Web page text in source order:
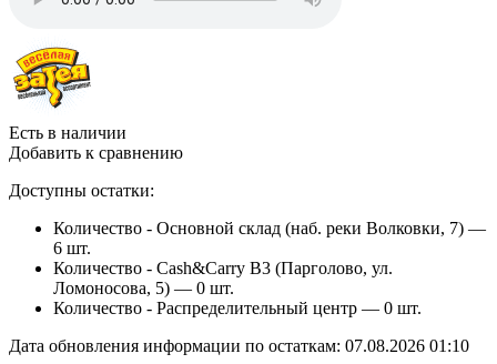
Есть в наличии
Добавить к сравнению
Доступны остатки:
Количество - Основной склад (наб. реки Волковки, 7) —
6 шт.
Количество - Cash&Carry B3 (Парголово, ул.
Ломоносова, 5) — 0 шт.
Количество - Распределительный центр — 0 шт.
Дата обновления информации по остаткам: 07.08.2026 01:10